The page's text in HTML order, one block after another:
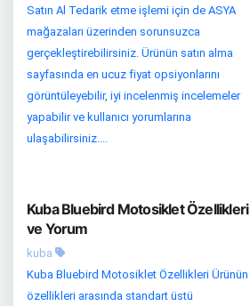
Satın Al Tedarik etme işlemi için de ASYA
mağazaları üzerinden sorunsuzca
gerçekleştirebilirsiniz. Ürünün satın alma
sayfasında en ucuz fiyat opsiyonlarını
görüntüleyebilir, iyi incelenmiş incelemeler
yapabilir ve kullanıcı yorumlarına
ulaşabilirsiniz....
Kuba Bluebird Motosiklet Özellikleri
ve Yorum
kuba
Kuba Bluebird Motosiklet Özellikleri Ürünün
özellikleri arasında standart üstü